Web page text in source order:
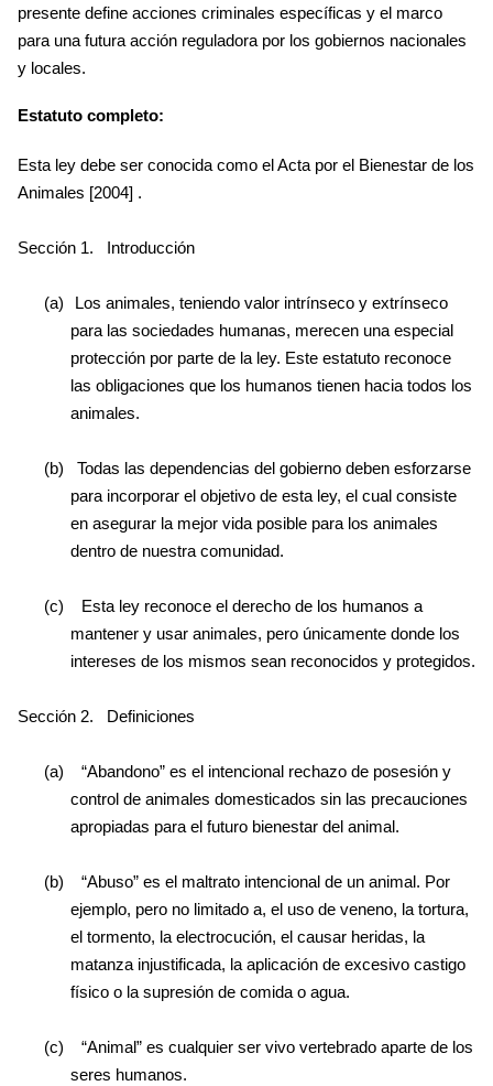
presente define acciones criminales específicas y el marco
para una futura acción reguladora por los gobiernos nacionales
y locales.
Estatuto completo:
Esta ley debe ser conocida como el Acta por el Bienestar de los
Animales [2004] .
Sección 1. Introducción
(a)
Los animales, teniendo valor intrínseco y extrínseco
para las sociedades humanas, merecen una especial
protección por parte de la ley. Este estatuto reconoce
las obligaciones que los humanos tienen hacia todos los
animales.
(b)
Todas las dependencias del gobierno deben esforzarse
para incorporar el objetivo de esta ley, el cual consiste
en asegurar la mejor vida posible para los animales
dentro de nuestra comunidad.
(c)
Esta ley reconoce el derecho de los humanos a
mantener y usar animales, pero únicamente donde los
intereses de los mismos sean reconocidos y protegidos.
Sección 2. Definiciones
(a)
“Abandono” es el intencional rechazo de posesión y
control de animales domesticados sin las precauciones
apropiadas para el futuro bienestar del animal.
(b)
“Abuso” es el maltrato intencional de un animal. Por
ejemplo, pero no limitado a, el uso de veneno, la tortura,
el tormento, la electrocución, el causar heridas, la
matanza injustificada, la aplicación de excesivo castigo
físico o la supresión de comida o agua.
(c)
“Animal” es cualquier ser vivo vertebrado aparte de los
seres humanos.